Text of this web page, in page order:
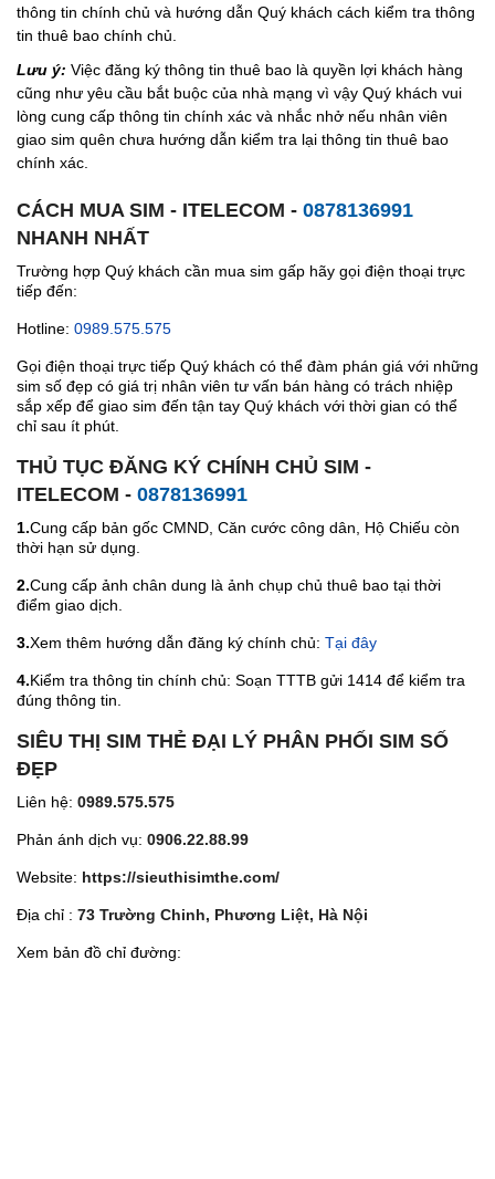
thông tin chính chủ và hướng dẫn Quý khách cách kiểm tra thông
tin thuê bao chính chủ.
Lưu ý: Việc đăng ký thông tin thuê bao là quyền lợi khách hàng
cũng như yêu cầu bắt buộc của nhà mạng vì vậy Quý khách vui
lòng cung cấp thông tin chính xác và nhắc nhở nếu nhân viên
giao sim quên chưa hướng dẫn kiểm tra lại thông tin thuê bao
chính xác.
CÁCH MUA SIM - ITELECOM - 0878136991
NHANH NHẤT
Trường hợp Quý khách cần mua sim gấp hãy gọi điện thoại trực
tiếp đến:
Hotline: 0989.575.575
Gọi điện thoại trực tiếp Quý khách có thể đàm phán giá với những
sim số đẹp có giá trị nhân viên tư vấn bán hàng có trách nhiệp
sắp xếp để giao sim đến tận tay Quý khách với thời gian có thể
chỉ sau ít phút.
THỦ TỤC ĐĂNG KÝ CHÍNH CHỦ SIM -
ITELECOM - 0878136991
1.Cung cấp bản gốc CMND, Căn cước công dân, Hộ Chiếu còn
thời hạn sử dụng.
2.Cung cấp ảnh chân dung là ảnh chụp chủ thuê bao tại thời
điểm giao dịch.
3.Xem thêm hướng dẫn đăng ký chính chủ: Tại đây
4.Kiểm tra thông tin chính chủ: Soạn TTTB gửi 1414 để kiểm tra
đúng thông tin.
SIÊU THỊ SIM THẺ ĐẠI LÝ PHÂN PHỐI SIM SỐ
ĐẸP
Liên hệ: 0989.575.575
Phản ánh dịch vụ: 0906.22.88.99
Website: https://sieuthisimthe.com/
Địa chỉ : 73 Trường Chinh, Phương Liệt, Hà Nội
Xem bản đồ chỉ đường: